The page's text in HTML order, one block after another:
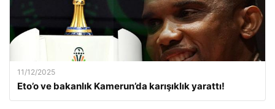
11/12/2025
Eto’o ve bakanlık Kamerun’da karışıklık yarattı!